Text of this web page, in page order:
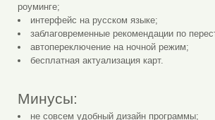
роуминге;
интерфейс на русском языке;
заблаговременные рекомендации по
автопереключение на ночной режим;
бесплатная актуализация карт.
Минусы:
не совсем удобный дизайн программы;